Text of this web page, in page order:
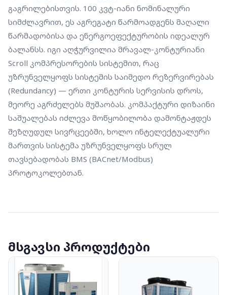
გაგრილებისთვის. 100 კვტ-იანი ნომინალური
სიმძლავრით, ეს აგრეგატი წარმოადგენს მაღალი
წარმადობისა და ენერგოეფექტურობის იდეალურ
ბალანსს. იგი აღჭურვილია მრავალ-კონტურიანი
Scroll კომპრესორების სისტემით, რაც
უზრუნველყოფს სისტემის საიმედო რეზერვირებას
(Redundancy) — ერთი კონტურის სერვისის დროს,
მეორე აგრძელებს მუშაობას. კომპაქტური დიზაინი
საშუალებას იძლევა მოწყობილობა დამონტაჟდეს
შეზღუდულ სივრცეებში, ხოლო ინტელექტუალური
მართვის სისტემა უზრუნველყოფს სრულ
თავსებადობას BMS (BACnet/Modbus)
პროტოკოლებთან.
მსგავსი პროდუქტები